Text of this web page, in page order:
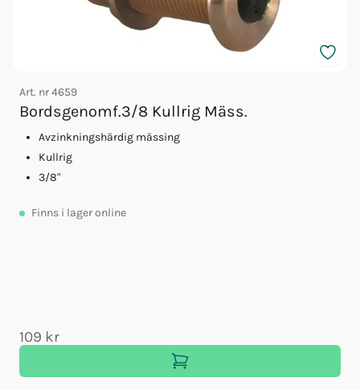
Art. nr4659
Bordsgenomf.3/8 Kullrig Mäss.
Avzinkningshärdig mässing
Kullrig
3/8"
Finns i lager online
109 kr